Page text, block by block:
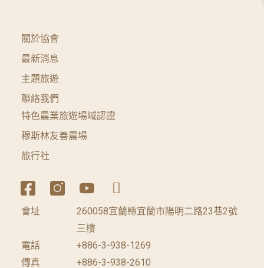
關於協會
最新消息
主題旅遊
聯絡我們
特色農業旅遊場域認證
穆斯林友善農場
旅行社
會址
260058宜蘭縣宜蘭市陽明二路23巷2號
三樓
電話
+886-3-938-1269
傳真
+886-3-938-2610